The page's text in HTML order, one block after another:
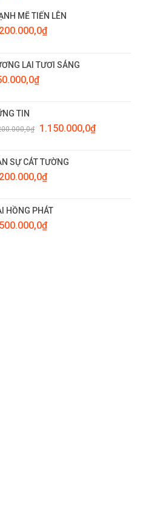
MẼ TIẾN LÊN
₫
LAI TƯƠI SÁNG
₫
TIN
₫
Giá
1.200.000,0₫.
1.150.000,0₫Giá
SỰ CÁT TƯỜNG
₫
HỒNG PHÁT
₫